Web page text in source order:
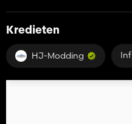
Kredieten
HJ-Modding Inf